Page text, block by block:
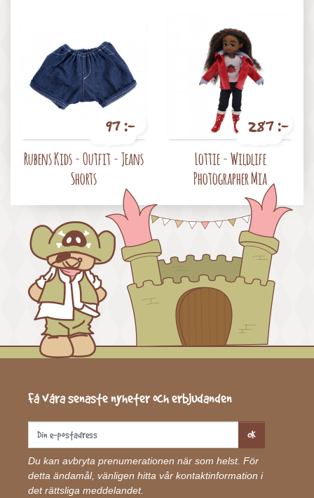
97 :-
Rubens Kids - Outfit - Jeans
Shorts
287 :-
Lottie - Wildlife
Photographer Mia
Få våra senaste nyheter och erbjudanden
OK
Du kan avbryta prenumerationen när som helst. För
detta ändamål, vänligen hitta vår kontaktinformation i
det rättsliga meddelandet.